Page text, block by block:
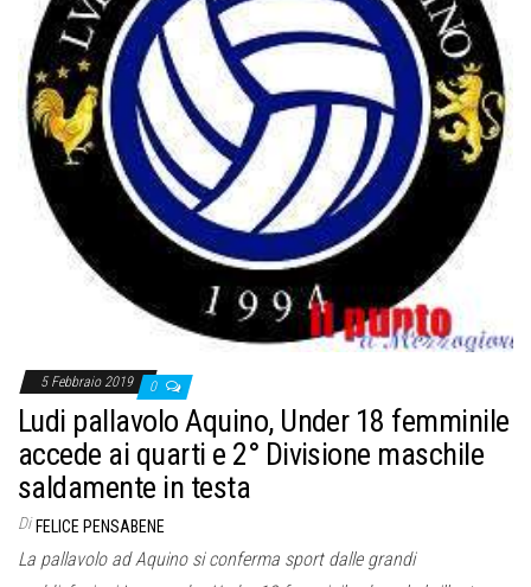
e
5 Febbraio 2019 0
Ludi pallavolo Aquino, Under 18 femminile
accede ai quarti e 2° Divisione maschile
saldamente in testa
Di FELICE PENSABENE
La pallavolo ad Aquino si conferma sport dalle grandi